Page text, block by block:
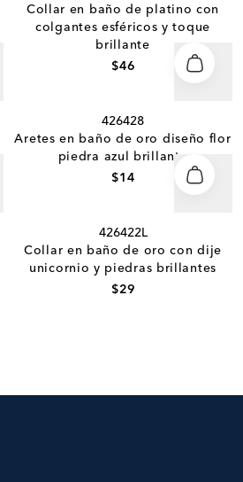
Collar en baño de platino con
colgantes esféricos y toque
brillante
$46
426428
Aretes en baño de oro diseño flor
piedra azul brillante
$14
426422L
Collar en baño de oro con dije
unicornio y piedras brillantes
$29